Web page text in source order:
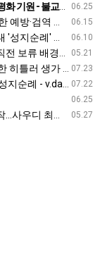
06.25
원 - 불교신문
06.15
를 - 국민일보
06.10
열풍 - 진일보
05.21
‘하지’ - v.daum.net
07.23
가 - v.daum.net
07.22
례 - v.daum.net
06.25
05.27
태세 - KBS 뉴스